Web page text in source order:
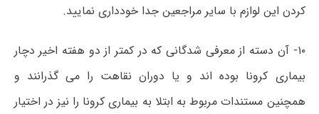
کردن این لوازم با سایر مراجعین جدا خودداری نمایید.
۱۰- آن دسته از معرفی شدگانی که در کمتر از دو هفته اخیر دچار
بیماری کرونا بوده اند و یا دوران نقاهت را می گذرانند و
همچنین مستندات مربوط به ابتلا به بیماری کرونا را نیز در اختیار